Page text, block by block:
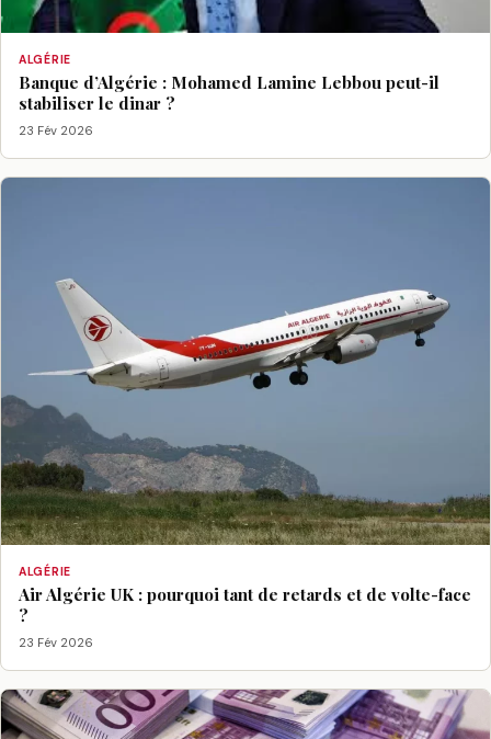
ALGÉRIE
Banque d’Algérie : Mohamed Lamine Lebbou peut-il
stabiliser le dinar ?
23 Fév 2026
ALGÉRIE
Air Algérie UK : pourquoi tant de retards et de volte-face
?
23 Fév 2026